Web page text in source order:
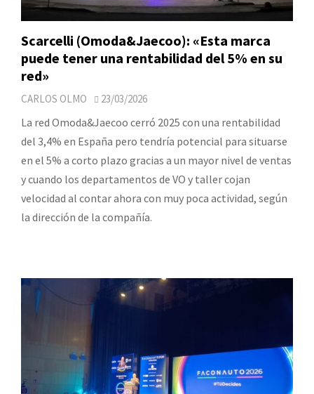
Scarcelli (Omoda&Jaecoo): «Esta marca
puede tener una rentabilidad del 5% en su
red»
CARLOS OLMO 23/03/2026
La red Omoda&Jaecoo cerró 2025 con una rentabilidad
del 3,4% en España pero tendría potencial para situarse
en el 5% a corto plazo gracias a un mayor nivel de ventas
y cuando los departamentos de VO y taller cojan
velocidad al contar ahora con muy poca actividad, según
la dirección de la compañía.